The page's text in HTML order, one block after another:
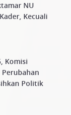
NU
Kecuali
Komisi
Politik